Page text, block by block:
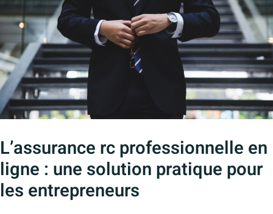
L’assurance rc professionnelle en
ligne : une solution pratique pour
les entrepreneurs